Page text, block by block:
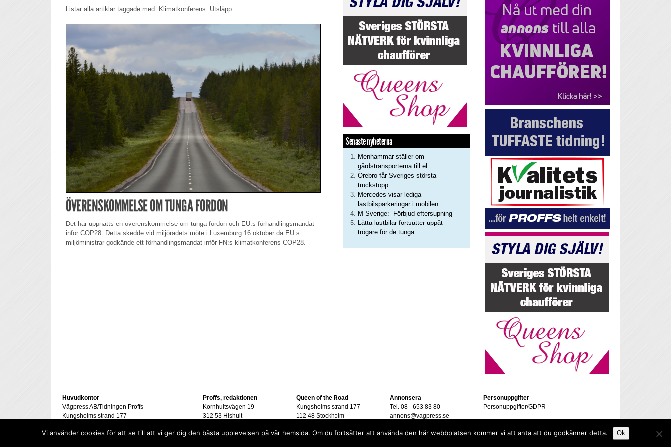
Listar alla artiklar taggade med: Klimatkonferens. Utsläpp
ÖVERENSKOMMELSE OM TUNGA FORDON
Det har uppnåtts en överenskommelse om tunga fordon och EU:s förhandlingsmandat
inför COP28. Detta skedde vid miljörådets möte i Luxemburg 16 oktober då EU:s
miljöministrar godkände ett förhandlingsmandat inför FN:s klimatkonferens COP28.
Senaste nyheterna
Menhammar ställer om
gårdstransporterna till el
Örebro får Sveriges största
truckstopp
Mercedes visar lediga
lastbilsparkeringar i mobilen
M Sverige: ”Förbjud eftersupning”
Lätta lastbilar fortsätter uppåt –
trögare för de tunga
Huvudkontor
Vägpress AB/Tidningen Proffs
Kungsholms strand 177
Proffs, redaktionen
Kornhultsvägen 19
312 53 Hishult
goran@vagpress.se
Queen of the Road
Kungsholms strand 177
112 48 Stockholm
Annonsera
Tel. 08 - 653 83 80
annons@vagpress.se
Personuppgifter
Personuppgifter/GDPR
Vi använder cookies för att se till att vi ger dig den bästa upplevelsen på vår hemsida. Om du fortsätter att använda den här webbplatsen kommer vi att anta att du godkänner detta. Ok